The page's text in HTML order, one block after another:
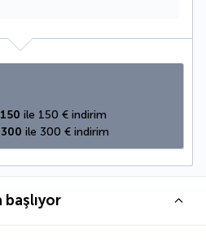
ile 150 € indirim
ile 300 € indirim